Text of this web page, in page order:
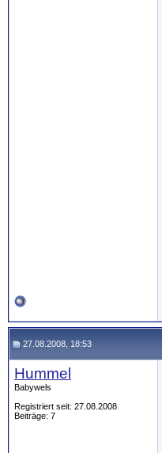
27.08.2008, 18:53
Hummel
Babywels
Registriert seit: 27.08.2008
Beiträge: 7